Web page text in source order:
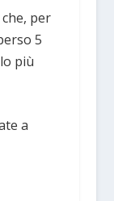
per
5
più
a